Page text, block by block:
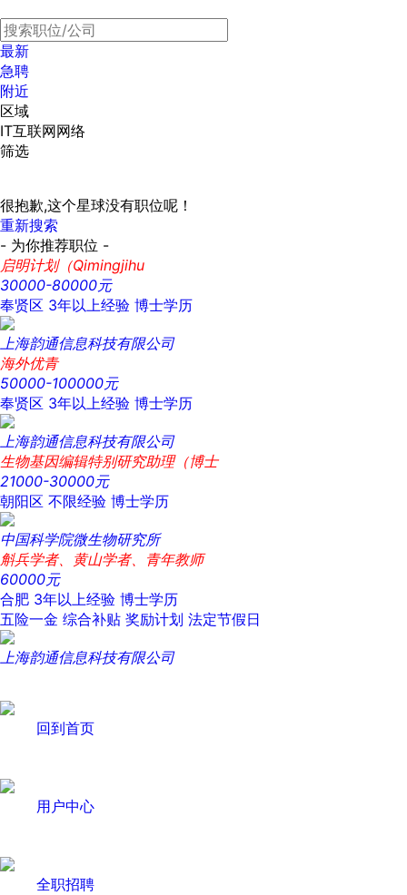
最新
急聘
附近
区域
IT互联网网络
筛选
很抱歉,这个星球没有职位呢！
重新搜索
- 为你推荐职位 -
启明计划（Qimingjihu
30000-80000元
奉贤区 3年以上经验 博士学历
上海韵通信息科技有限公司
海外优青
50000-100000元
奉贤区 3年以上经验 博士学历
上海韵通信息科技有限公司
生物基因编辑特别研究助理（博士
21000-30000元
朝阳区 不限经验 博士学历
中国科学院微生物研究所
斛兵学者、黄山学者、青年教师
60000元
合肥 3年以上经验 博士学历
五险一金 综合补贴 奖励计划 法定节假日
上海韵通信息科技有限公司
回到首页
用户中心
全职招聘